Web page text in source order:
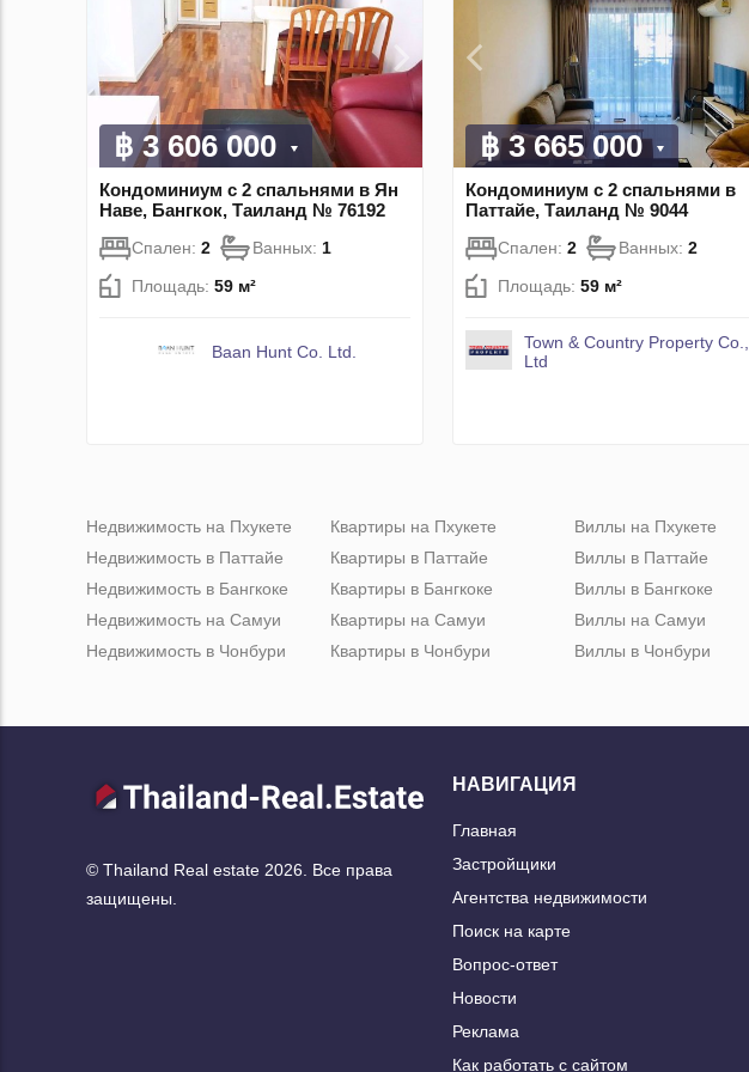
฿ 3 606 000
Кондоминиум с 2 спальнями в Ян
Наве, Бангкок, Таиланд № 76192
Спален: 2 Ванных: 1
Площадь: 59 м²
Baan Hunt Co. Ltd.
฿ 3 665 000
Кондоминиум с 2 спальнями в
Паттайе, Таиланд № 9044
Спален: 2 Ванных: 2
Площадь: 59 м²
Town & Country Property Co.,
Ltd
Недвижимость на Пхукете
Недвижимость в Паттайе
Недвижимость в Бангкоке
Недвижимость на Самуи
Недвижимость в Чонбури
Квартиры на Пхукете
Квартиры в Паттайе
Квартиры в Бангкоке
Квартиры на Самуи
Квартиры в Чонбури
Виллы на Пхукете
Виллы в Паттайе
Виллы в Бангкоке
Виллы на Самуи
Виллы в Чонбури
© Thailand Real estate 2026. Все права
защищены.
НАВИГАЦИЯ
Главная
Застройщики
Агентства недвижимости
Поиск на карте
Вопрос-ответ
Новости
Реклама
Как работать с сайтом